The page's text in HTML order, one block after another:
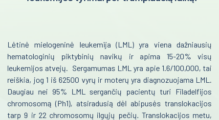
Anesteziologija
Kraujo centras
Reabilitacija
Kardiologija
Onkohematologija
Patalpų dezinfekcijos robotas
Tiksliausi molekuliniai lėtinės mielogeninės leukemijos tyrimai
per trumpiausią laiką!
Infekcinės ligos
Lėtinė mielogeninė leukemija (LML) yra viena dažniausių
hematologinių piktybinių navikų ir apima 15-20% visų
leukemijos atvejų. Sergamumas LML yra apie 1.6/100,000, tai
reiškia, jog 1 iš 62500 vyrų ir moterų yra diagnozuojama LML.
Daugiau nei 95% LML sergančių pacientų turi Filadelfijos
chromosomą (Ph1), atsiradusią dėl abipusės translokacijos
tarp 9 ir 22 chromosomų ilgųjų pečių. Translokacijos metu,